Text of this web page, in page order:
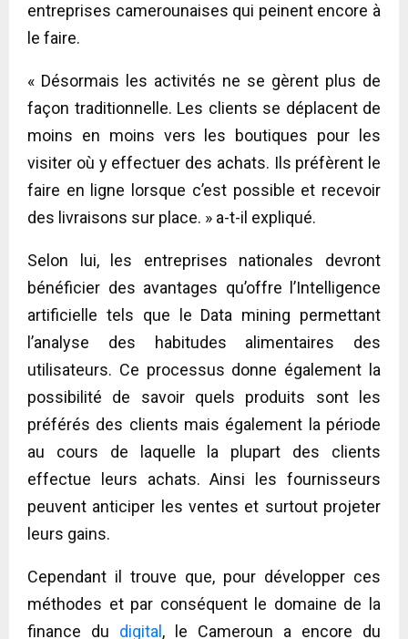
entreprises camerounaises qui peinent encore à
le faire.
« Désormais les activités ne se gèrent plus de
façon traditionnelle. Les clients se déplacent de
moins en moins vers les boutiques pour les
visiter où y effectuer des achats. Ils préfèrent le
faire en ligne lorsque c’est possible et recevoir
des livraisons sur place. » a-t-il expliqué.
Selon lui, les entreprises nationales devront
bénéficier des avantages qu’offre l’Intelligence
artificielle tels que le Data mining permettant
l’analyse des habitudes alimentaires des
utilisateurs. Ce processus donne également la
possibilité de savoir quels produits sont les
préférés des clients mais également la période
au cours de laquelle la plupart des clients
effectue leurs achats. Ainsi les fournisseurs
peuvent anticiper les ventes et surtout projeter
leurs gains.
Cependant il trouve que, pour développer ces
méthodes et par conséquent le domaine de la
finance du digital , le Cameroun a encore du